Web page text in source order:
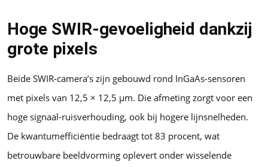
Hoge SWIR-gevoeligheid dankzij
grote pixels
Beide SWIR-camera’s zijn gebouwd rond InGaAs-sensoren
met pixels van 12,5 × 12,5 µm. Die afmeting zorgt voor een
hoge signaal-ruisverhouding, ook bij hogere lijnsnelheden.
De kwantumefficiëntie bedraagt tot 83 procent, wat
betrouwbare beeldvorming oplevert onder wisselende